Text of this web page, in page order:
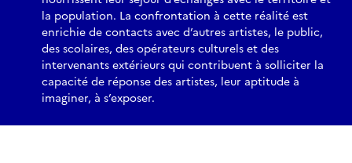
la population. La confrontation à cette réalité est
enrichie de contacts avec d’autres artistes, le public,
des scolaires, des opérateurs culturels et des
intervenants extérieurs qui contribuent à solliciter la
capacité de réponse des artistes, leur aptitude à
imaginer, à s’exposer.